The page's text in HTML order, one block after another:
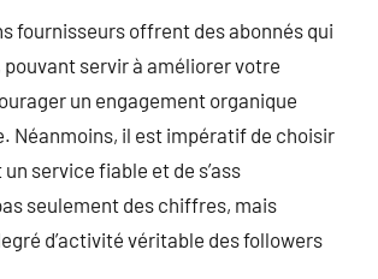
fournisseurs offrent des abonnés qui
servir à améliorer votre
un engagement organique
Néanmoins, il est impératif de choisir
service fiable et de s’ass
seulement des chiffres, mais
d’activité véritable des followers